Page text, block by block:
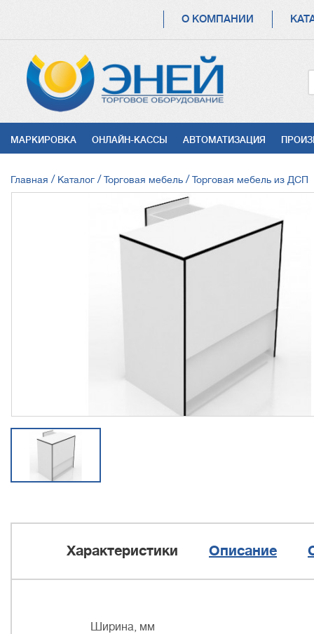
НАВИГАЦИЯ
О КОМПАНИИ
УСЛУГИ
МАРКИРОВКА ОНЛАЙН-КАССЫ АВТОМАТИЗАЦИЯ
СТРОКА
НАВИГАЦИИ
Главная Каталог Торговая мебель Торговая мебель из ДСП
Характеристики Описание
Ширина, мм